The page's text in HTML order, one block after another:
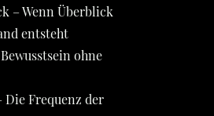
– Wenn Überblick
entsteht
ohne
Die Frequenz der